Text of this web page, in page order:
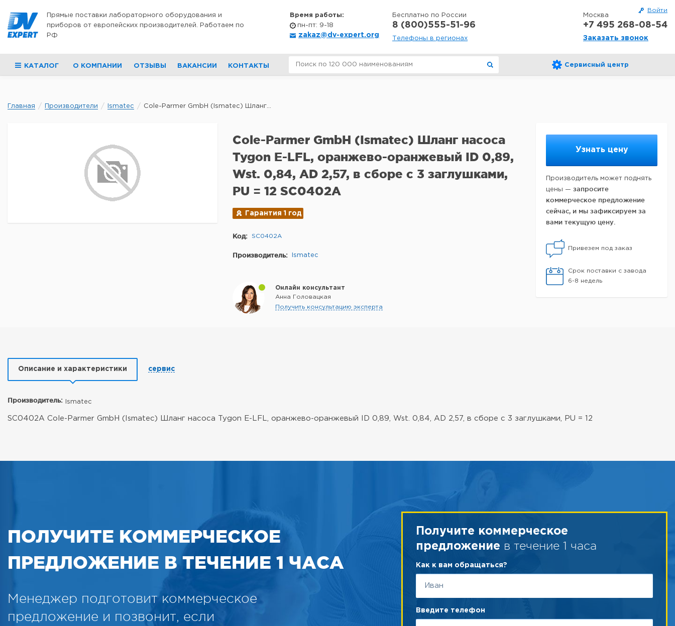
Войти
Прямые поставки лабораторного оборудования и
приборов от европейских производителей. Работаем по
РФ
Время работы:
пн-пт: 9-18
zakaz@dv-expert.org
Бесплатно по России
8 (800)555-51-96
Телефоны в регионах
Москва
+7 495 268-08-54
Заказать звонок
КАТАЛОГ О КОМПАНИИ ОТЗЫВЫ ВАКАНСИИ КОНТАКТЫ Сервисный центр
Главная Производители Ismatec Cole-Parmer GmbH (Ismatec) Шланг...
Узнать цену
Производитель может поднять
цены — запросите
коммерческое предложение
сейчас, и мы зафиксируем за
вами текущую цену.
Привезем под заказ
Срок поставки с завода
6-8 недель
Cole-Parmer GmbH (Ismatec) Шланг насоса
Tygon E-LFL, оранжево-оранжевый ID 0,89,
Wst. 0,84, AD 2,57, в сборе с 3 заглушками,
PU = 12 SC0402A
Гарантия 1 год
Код: SC0402A
Производитель: Ismatec
Онлайн консультант
Анна Головацкая
Получить консультацию эксперта
Описание и характеристики сервис
Производитель: Ismatec
SC0402A Cole-Parmer GmbH (Ismatec) Шланг насоса Tygon E-LFL, оранжево-оранжевый ID 0,89, Wst. 0,84, AD 2,57, в сборе с 3 заглушками, PU = 12
ПОЛУЧИТЕ КОММЕРЧЕСКОЕ
ПРЕДЛОЖЕНИЕ В ТЕЧЕНИЕ 1 ЧАСА
Менеджер подготовит коммерческое
предложение и позвонит, если
Получите коммерческое
предложение в течение 1 часа
Как к вам обращаться?
Введите телефон